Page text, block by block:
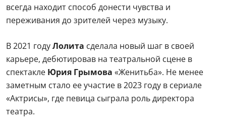
всегда находит способ донести чувства и
переживания до зрителей через музыку.
В 2021 годуЛолита сделала новый шаг в своей
карьере, дебютировав на театральной сцене в
спектакле Юрия Грымова «Женитьба». Не менее
заметным стало ее участие в 2023 году в сериале
«Актрисы», где певица сыграла роль директора
театра.